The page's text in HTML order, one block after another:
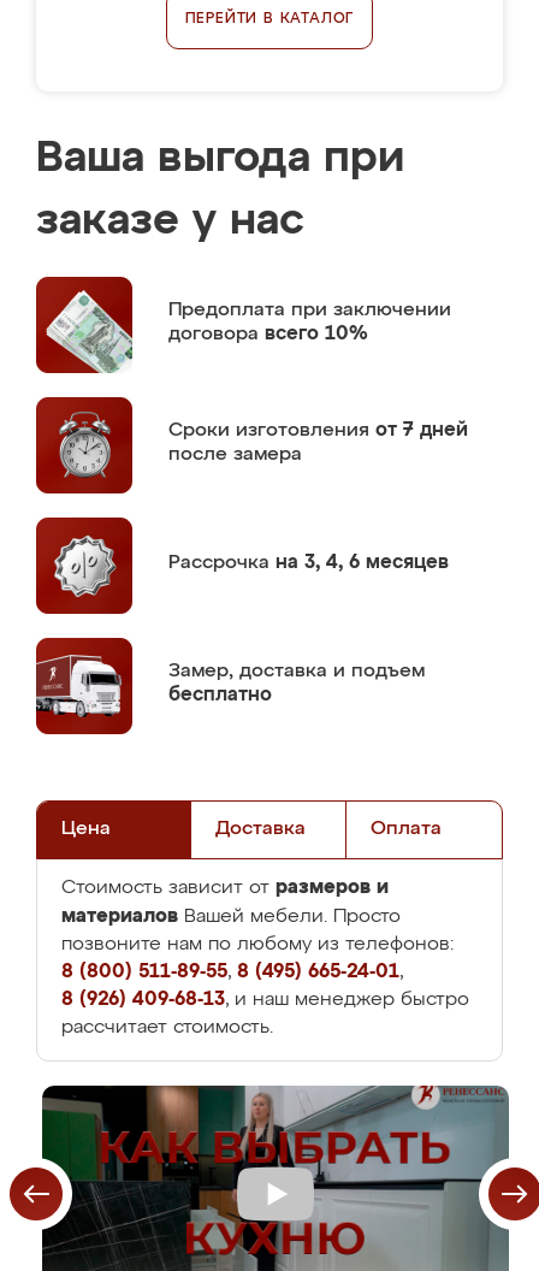
ПЕРЕЙТИ В КАТАЛОГ
Ваша выгода при
заказе у нас
Предоплата при заключении
договора всего 10%
Сроки изготовления от 7 дней
после замера
Рассрочка на 3, 4, 6 месяцев
Замер, доставка и подъем
бесплатно
Цена Доставка Оплата
Стоимость зависит от размеров и
материалов Вашей мебели. Просто
позвоните нам по любому из телефонов:
8 (800) 511-89-55, 8 (495) 665-24-01,
8 (926) 409-68-13, и наш менеджер быстро
рассчитает стоимость.